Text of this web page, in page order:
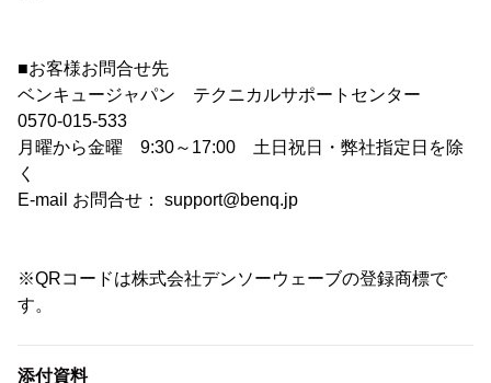
■お客様お問合せ先
ベンキュージャパン テクニカルサポートセンター
0570-015-533
月曜から金曜 9:30～17:00 土日祝日・弊社指定日を除
く
E-mail お問合せ： support@benq.jp
※QRコードは株式会社デンソーウェーブの登録商標で
す。
添付資料